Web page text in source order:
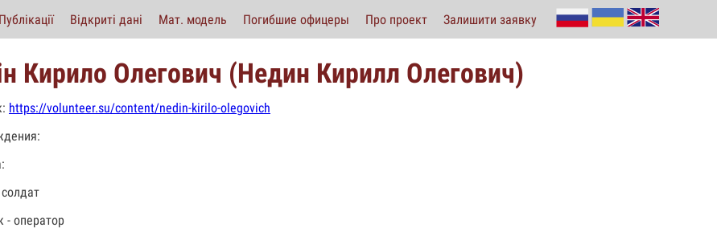
Публікації Відкриті дані Мат. модель Погибшие офицеры Про проект Залишити заявку
Кирило Олегович (Недин Кирилл Олегович)
https://volunteer.su/content/nedin-kirilo-olegovich
- оператор